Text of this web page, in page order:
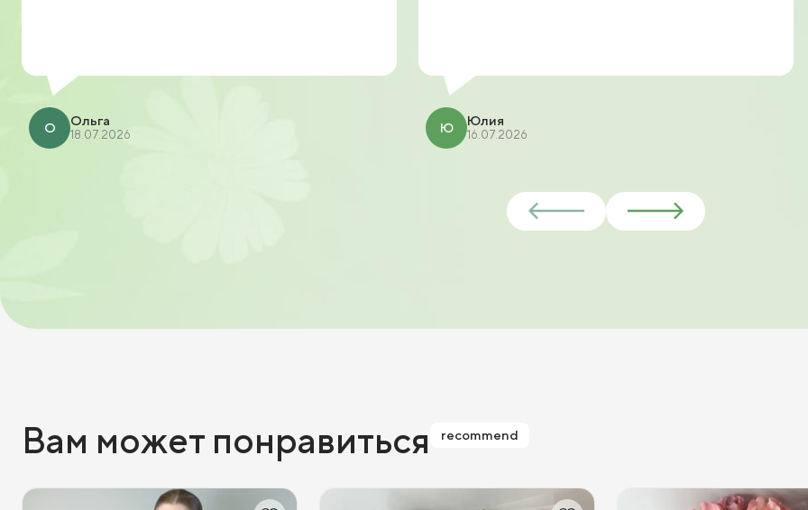
О Ольга
18.07.2026 Ю Юлия
16.07.2026
Вам может понравиться recommend